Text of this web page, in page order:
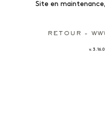
Site en
RETOUR -
v. 3.16.0